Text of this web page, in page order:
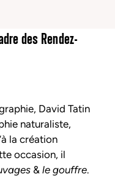
des Rendez-
David Tatin
naturaliste,
la création
occasion, il
& le gouffre.